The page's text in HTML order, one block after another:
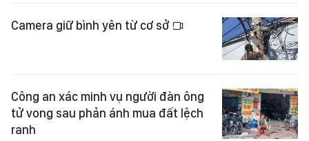
tử vong sau phản ánh mua đất lệch
ranh